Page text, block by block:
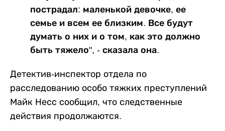
пострадал: маленькой девочке, ее
семье и всем ее близким. Все будут
думать о них и о том, как это должно
быть тяжело", - сказала она.
Детектив-инспектор отдела по
расследованию особо тяжких преступлений
Майк Несс сообщил, что следственные
действия продолжаются.